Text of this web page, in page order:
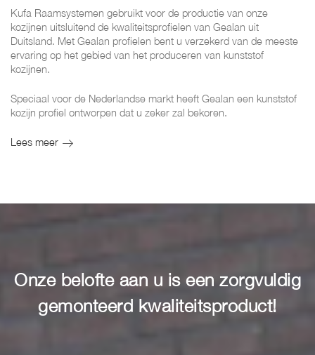
Kufa Raamsystemen gebruikt voor de productie van onze
kozijnen uitsluitend de kwaliteitsprofielen van Gealan uit
Duitsland. Met Gealan profielen bent u verzekerd van de meeste
ervaring op het gebied van het produceren van kunststof
kozijnen.
Speciaal voor de Nederlandse markt heeft Gealan een kunststof
kozijn profiel ontworpen dat u zeker zal bekoren.
Lees meer
Onze belofte aan u is een zorgvuldig
gemonteerd kwaliteitsproduct!